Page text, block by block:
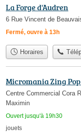
La Forge d'Audren
6 Rue Vincent de
Fermé, ouvre à 13h
Horaires
Micromania Zing
Centre Commercial Cora
Maximin
Ouvert jusqu'à 19h30
jouets